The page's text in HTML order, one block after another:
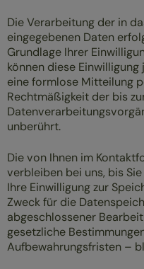
Die Verarbeitung der in
eingegebenen Daten
Grundlage Ihrer
können diese
eine formlose Mitteilung
Rechtmäßigkeit der bis
unberührt.
Die von Ihnen im
verbleiben bei uns, bis
Ihre Einwilligung zur
Zweck für die
abgeschlossener
gesetzliche
Aufbewahrungsfristen –